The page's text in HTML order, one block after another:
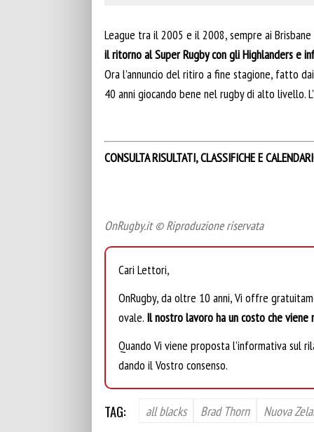
League tra il 2005 e il 2008, sempre ai
il ritorno al Super Rugby con gli Highlanders e
Ora l’annuncio del ritiro a fine stagione, fatto
40 anni giocando bene nel rugby di alto livello.
CONSULTA RISULTATI, CLASSIFICHE E
OnRugby.it © Riproduzione riservata
Cari Lettori,
OnRugby, da oltre 10 anni, Vi offre
ovale. Il nostro lavoro ha un costo che
Quando Vi viene proposta l’informativa sul
dando il Vostro consenso.
TAG: all blacks Brad Thorn Nuova